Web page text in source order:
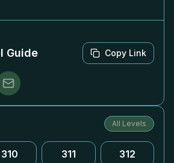
Guide Copy Link
All Levels
310 311 312